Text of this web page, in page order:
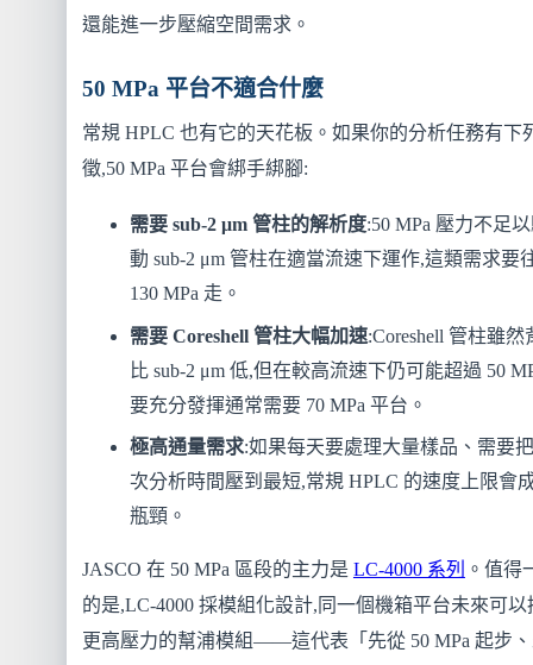
還能進一步壓縮空間需求。
50 MPa 平台不適合什麼
常規 HPLC 也有它的天花板。如果你的分析任務有下
徵,50 MPa 平台會綁手綁腳:
需要 sub-2 μm 管柱的解析度:50 MPa 壓力不足
動 sub-2 μm 管柱在適當流速下運作,這類需求要
130 MPa 走。
需要 Coreshell 管柱大幅加速:Coreshell 管柱雖然
比 sub-2 μm 低,但在較高流速下仍可能超過 50
要充分發揮通常需要 70 MPa 平台。
極高通量需求:如果每天要處理大量樣品、需要
次分析時間壓到最短,常規 HPLC 的速度上限會
瓶頸。
JASCO 在 50 MPa 區段的主力是 LC-4000 系列 。值得
的是,LC-4000 採模組化設計,同一個機箱平台未來可以
更高壓力的幫浦模組——這代表「先從 50 MPa 起步